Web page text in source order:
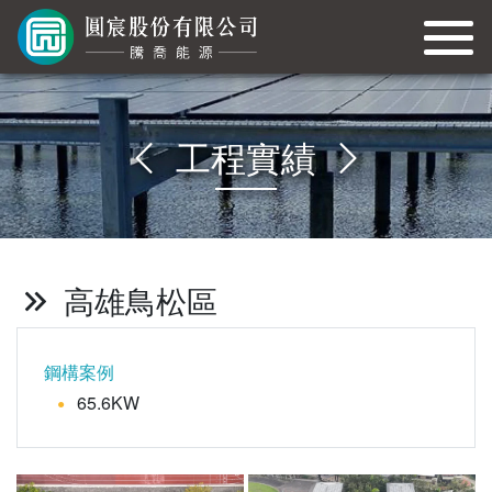
工程實績
高雄鳥松區
鋼構案例
● 65.6KW